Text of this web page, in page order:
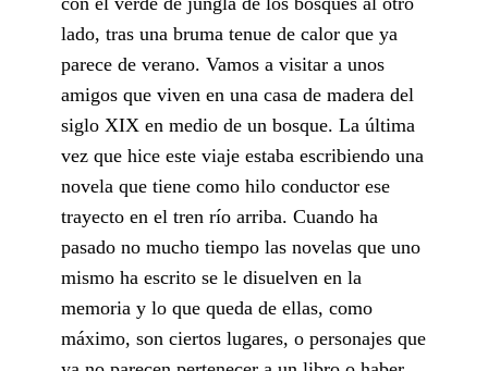
lado, tras una bruma tenue de calor que ya
parece de verano. Vamos a visitar a unos
amigos que viven en una casa de madera del
siglo XIX en medio de un bosque. La última
vez que hice este viaje estaba escribiendo una
novela que tiene como hilo conductor ese
trayecto en el tren río arriba. Cuando ha
pasado no mucho tiempo las novelas que uno
mismo ha escrito se le disuelven en la
memoria y lo que queda de ellas, como
máximo, son ciertos lugares, o personajes que